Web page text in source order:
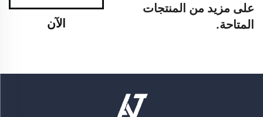
على مزيد من المنتجات
المتاحة.
الآن